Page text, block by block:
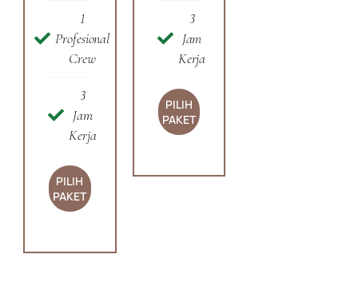
1
Profesional
Crew
3
Jam
Kerja
PILIH
PAKET
3
Jam
Kerja
PILIH
PAKET